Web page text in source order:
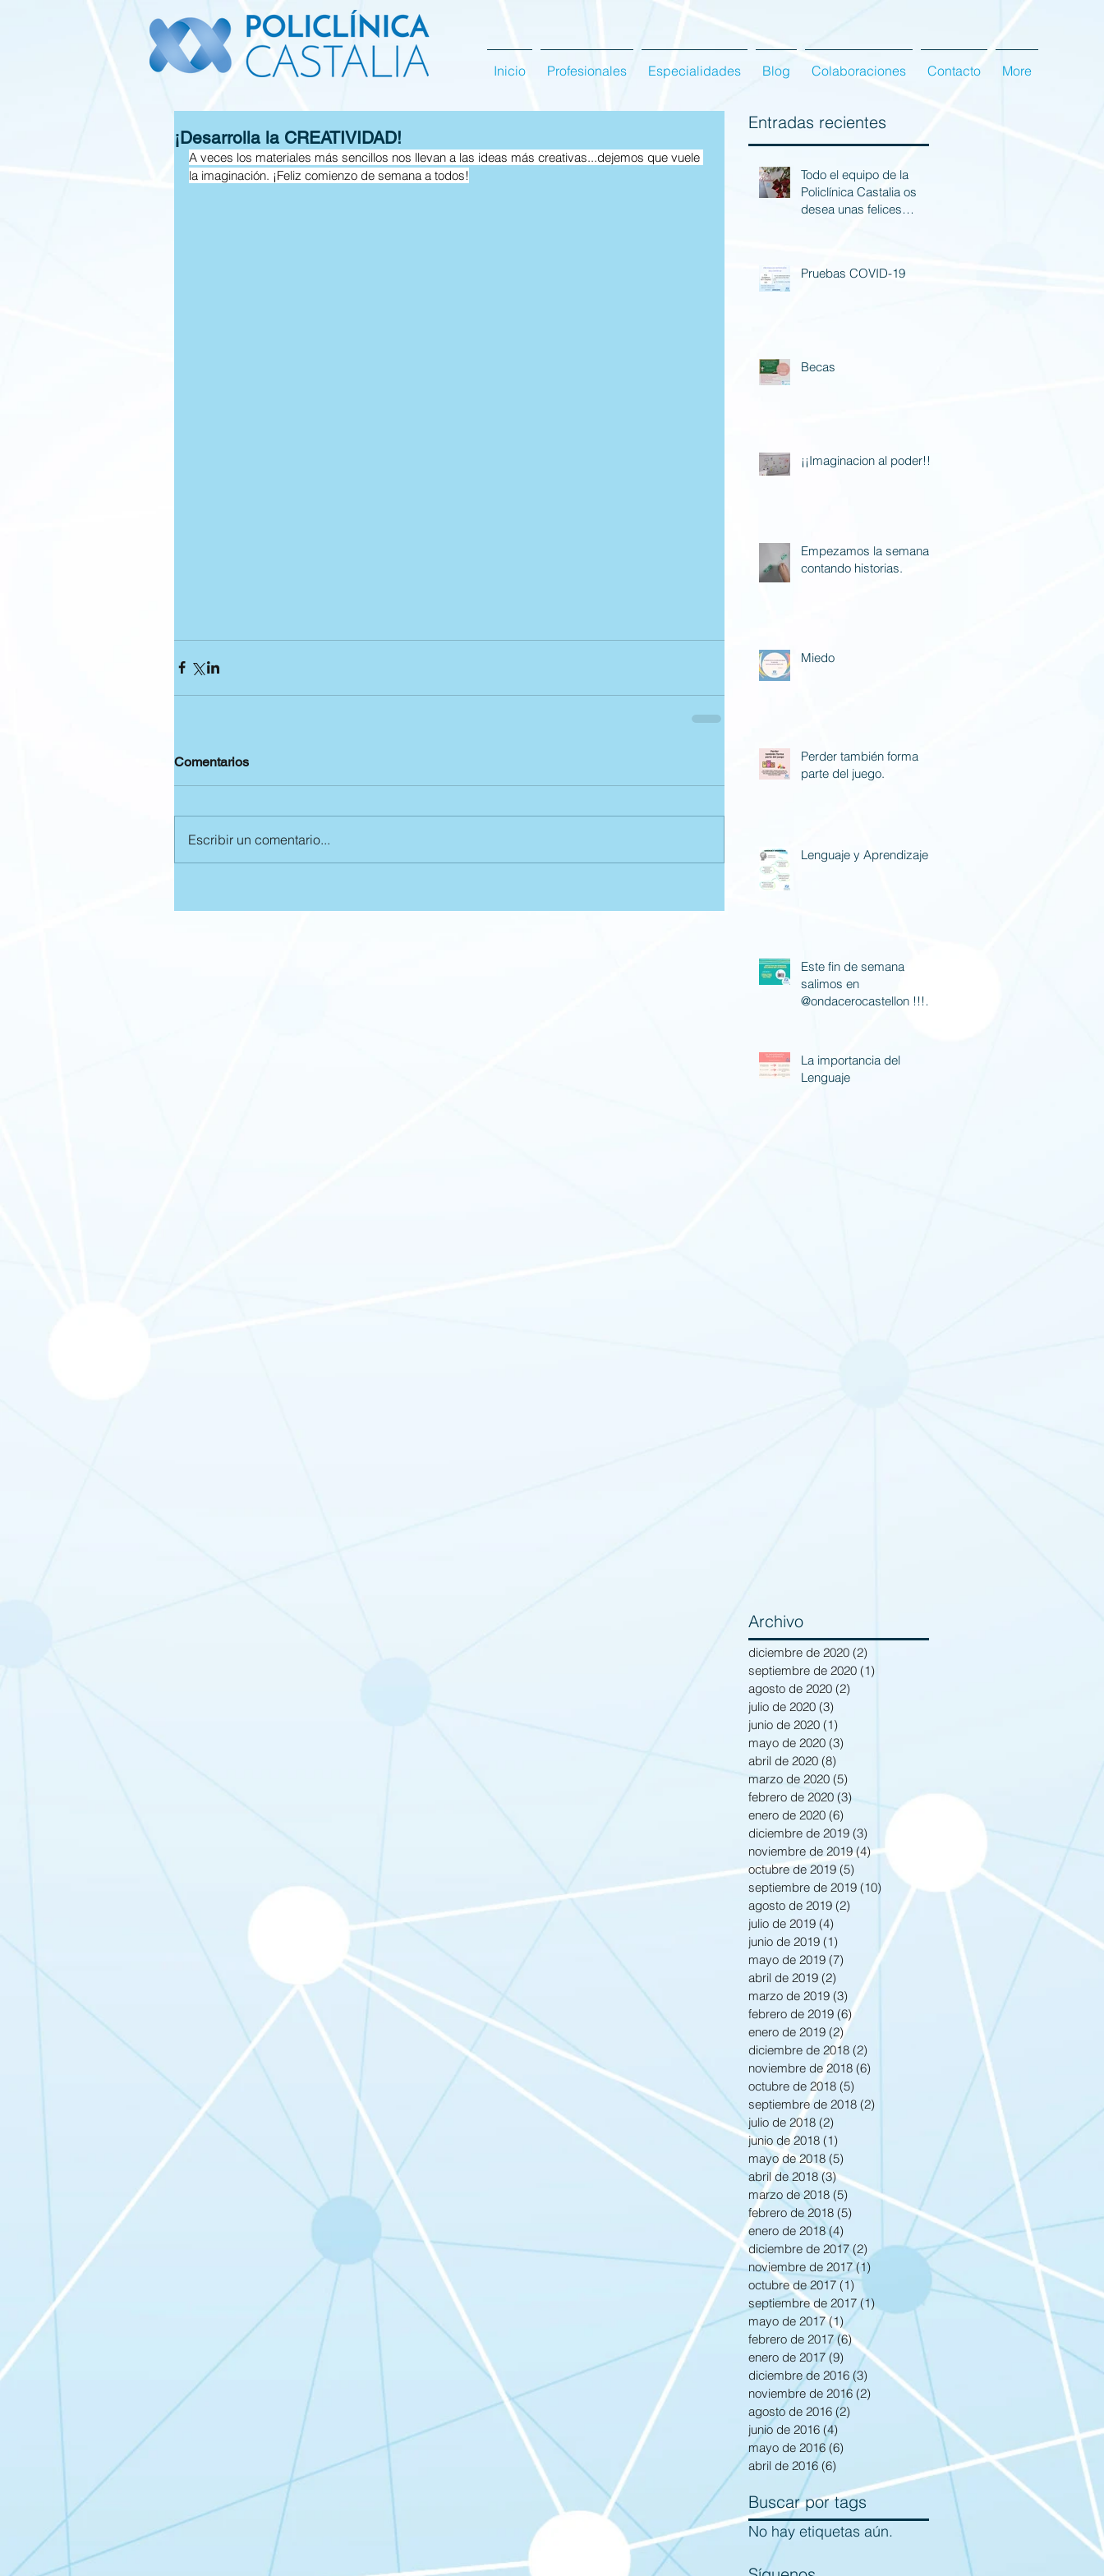
Inicio Profesionales Especialidades Blog Colaboraciones Contacto More
¡Desarrolla la CREATIVIDAD!
A veces los materiales más sencillos nos llevan a las ideas más creativas...dejemos que vuele
la imaginación. ¡Feliz comienzo de semana a todos!
Comentarios
Escribir un comentario...
Entradas recientes
Todo el equipo de la
Policlínica Castalia os
desea unas felices
Pruebas COVID-19
Becas
¡¡Imaginacion al poder!!
Empezamos la semana
contando historias.
Miedo
Perder también forma
parte del juego.
Lenguaje y Aprendizaje
Este fin de semana
salimos en
@ondacerocastellon !!! Si
La importancia del
Lenguaje
Archivo
diciembre de 2020 (2)
septiembre de 2020 (1)
agosto de 2020 (2)
julio de 2020 (3)
junio de 2020 (1)
mayo de 2020 (3)
abril de 2020 (8)
marzo de 2020 (5)
febrero de 2020 (3)
enero de 2020 (6) 6 entradas
diciembre de 2019 (3)
noviembre de 2019 (4)4 entradas
octubre de 2019 (5) 5 entradas
septiembre de 2019 (10) 10 entradas
agosto de 2019 (2) 2 entradas
julio de 2019 (4)
junio de 2019 (1) 1 entrada
mayo de 2019 (7) 7 entradas
abril de 2019 (2) 2 entradas
marzo de 2019 (3) 3 entradas
febrero de 2019 (6)6 entradas
enero de 2019 (2)2 entradas
diciembre de 2018 (2)
noviembre de 2018 (6)
octubre de 2018 (5)
septiembre de 2018 (2)
julio de 2018 (2)
junio de 2018 (1)
mayo de 2018 (5)
abril de 2018 (3)3 entradas
marzo de 2018 (5) 5 entradas
febrero de 2018 (5) 5 entradas
enero de 2018 (4)
diciembre de 2017 (2) 2 entradas
noviembre de 2017 (1)
octubre de 2017 (1)1 entrada
septiembre de 2017 (1) 1 entrada
mayo de 2017 (1)1 entrada
febrero de 2017 (6)6 entradas
enero de 2017 (9) 9 entradas
diciembre de 2016 (3) 3 entradas
noviembre de 2016 (2) 2 entradas
agosto de 2016 (2)
junio de 2016 (4)
mayo de 2016 (6)
abril de 2016 (6)
Buscar por tags
No hay etiquetas aún.